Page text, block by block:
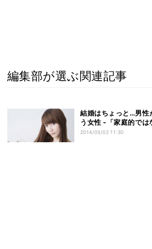
編集部が選ぶ関連記事
結婚はちょっと…男性
う女性 -「家庭的では
2014/03/02 11:30